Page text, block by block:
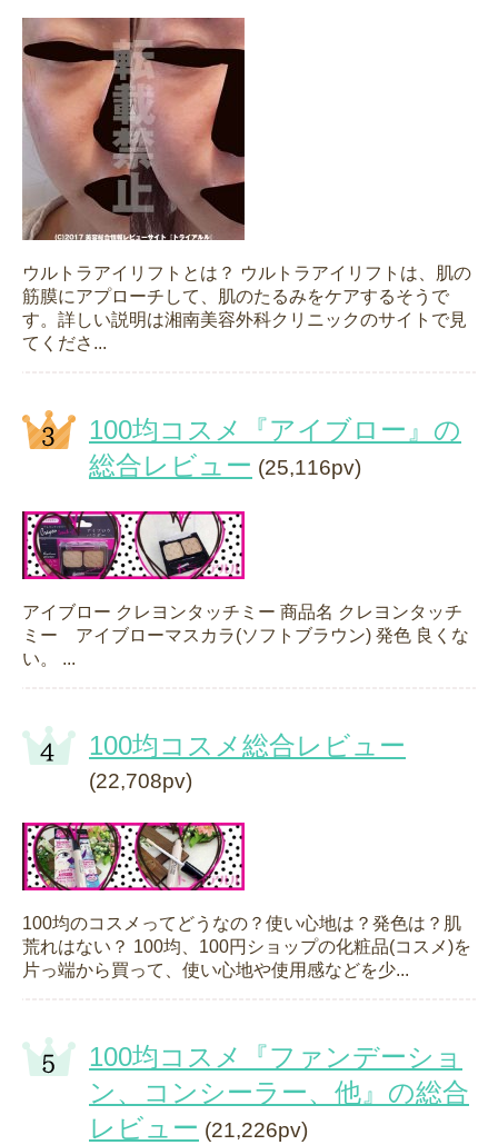
ウルトラアイリフトとは？ ウルトラアイリフトは、肌の
筋膜にアプローチして、肌のたるみをケアするそうで
す。詳しい説明は湘南美容外科クリニックのサイトで見
てくださ...
100均コスメ『アイブロー』の
総合レビュー (25,116pv)
アイブロー クレヨンタッチミー 商品名 クレヨンタッチ
ミー アイブローマスカラ(ソフトブラウン) 発色 良くな
い。 ...
100均コスメ総合レビュー
(22,708pv)
100均のコスメってどうなの？使い心地は？発色は？肌
荒れはない？ 100均、100円ショップの化粧品(コスメ)を
片っ端から買って、使い心地や使用感などを少...
100均コスメ『ファンデーショ
ン、コンシーラー、他』の総合
レビュー (21,226pv)